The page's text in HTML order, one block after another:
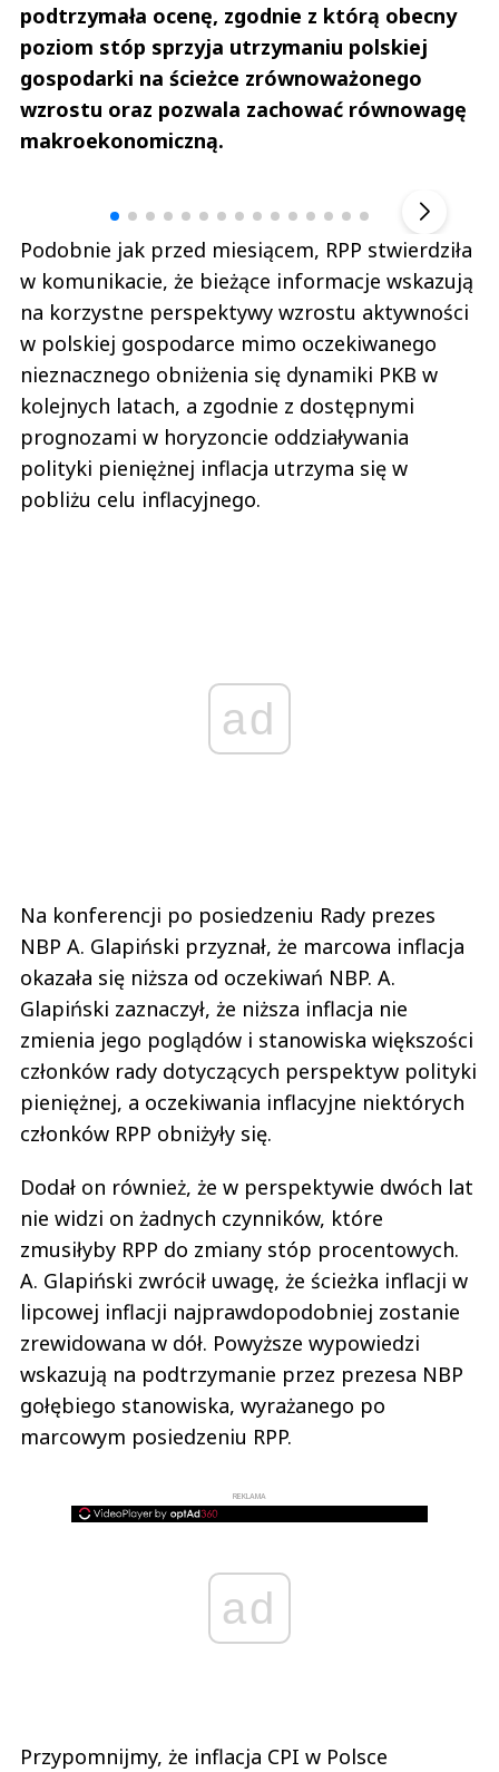
podtrzymała ocenę, zgodnie z którą obecny
poziom stóp sprzyja utrzymaniu polskiej
gospodarki na ścieżce zrównoważonego
wzrostu oraz pozwala zachować równowagę
makroekonomiczną.
Podobnie jak przed miesiącem, RPP stwierdziła
w komunikacie, że bieżące informacje wskazują
na korzystne perspektywy wzrostu aktywności
w polskiej gospodarce mimo oczekiwanego
nieznacznego obniżenia się dynamiki PKB w
kolejnych latach, a zgodnie z dostępnymi
prognozami w horyzoncie oddziaływania
polityki pieniężnej inflacja utrzyma się w
pobliżu celu inflacyjnego.
ad
Na konferencji po posiedzeniu Rady prezes
NBP A. Glapiński przyznał, że marcowa inflacja
okazała się niższa od oczekiwań NBP. A.
Glapiński zaznaczył, że niższa inflacja nie
zmienia jego poglądów i stanowiska większości
członków rady dotyczących perspektyw polityki
pieniężnej, a oczekiwania inflacyjne niektórych
członków RPP obniżyły się.
Dodał on również, że w perspektywie dwóch lat
nie widzi on żadnych czynników, które
zmusiłyby RPP do zmiany stóp procentowych.
A. Glapiński zwrócił uwagę, że ścieżka inflacji w
lipcowej inflacji najprawdopodobniej zostanie
zrewidowana w dół. Powyższe wypowiedzi
wskazują na podtrzymanie przez prezesa NBP
gołębiego stanowiska, wyrażanego po
marcowym posiedzeniu RPP.
REKLAMA
ad
Przypomnijmy, że inflacja CPI w Polsce